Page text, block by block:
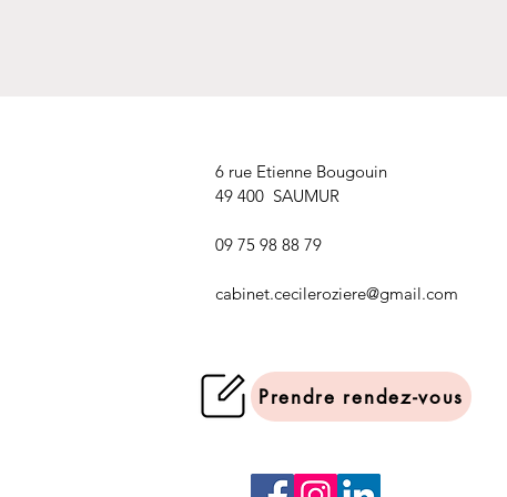
6 rue Etienne Bougouin
49 400 SAUMUR
09 75 98 88 79
cabinet.cecileroziere@gmail.com
Prendre rendez-vous